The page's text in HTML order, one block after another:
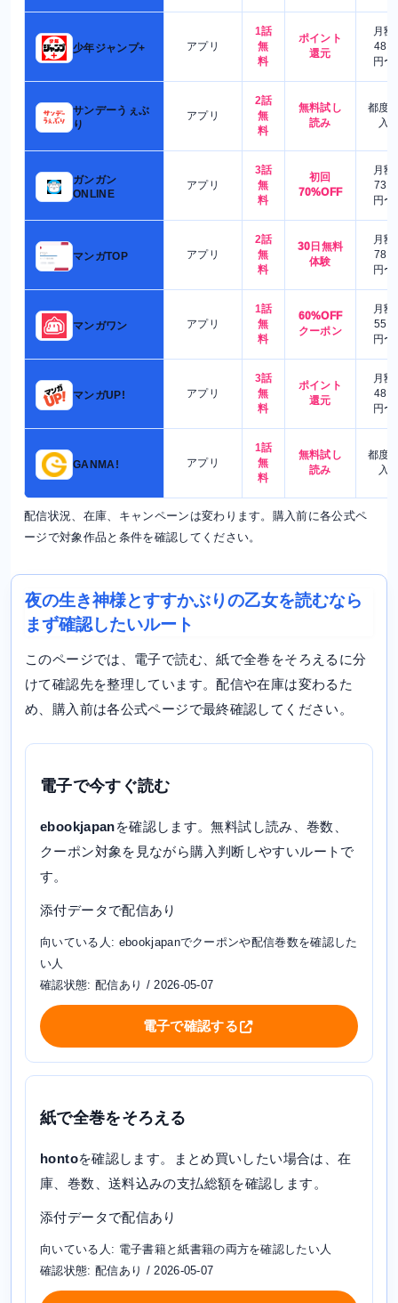
少年ジャンプ+ アプリ
1話
無
料
ポイント
還元
月額
480
円〜
サンデーうぇぶ
り
アプリ
2話
無
料
無料試し
読み
都度
入
ガンガン
ONLINE
アプリ
3話
無
料
初回
70%OFF
月額
730
円〜
マンガTOP アプリ
2話
無
料
30日無料
体験
月額
780
円〜
マンガワン アプリ
1話
無
料
60%OFF
クーポン
月額
550
円〜
マンガUP! アプリ
3話
無
料
ポイント
還元
月額
480
円〜
GANMA! アプリ
1話
無
料
無料試し
読み
都度
入
配信状況、在庫、キャンペーンは変わります。購入前に各公式ペ
ージで対象作品と条件を確認してください。
夜の生き神様とすすかぶりの乙女を読むなら
まず確認したいルート
このページでは、電子で読む、紙で全巻をそろえるに分
けて確認先を整理しています。配信や在庫は変わるた
め、購入前は各公式ページで最終確認してください。
電子で今すぐ読む
ebookjapanを確認します。無料試し読み、巻数、
クーポン対象を見ながら購入判断しやすいルートで
す。
添付データで配信あり
向いている人: ebookjapanでクーポンや配信巻数を確認した
い人
確認状態: 配信あり / 2026-05-07
電子で確認する
紙で全巻をそろえる
hontoを確認します。まとめ買いしたい場合は、在
庫、巻数、送料込みの支払総額を確認します。
添付データで配信あり
向いている人: 電子書籍と紙書籍の両方を確認したい人
確認状態: 配信あり / 2026-05-07